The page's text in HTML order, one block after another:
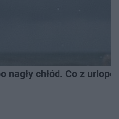
nagły chłód. Co z